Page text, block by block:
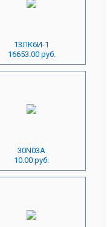
13ЛК6И-1
16653.00 руб.
30N03A
10.00 руб.